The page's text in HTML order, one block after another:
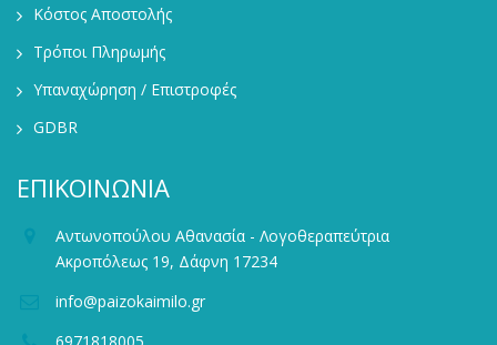
Κόστος Αποστολής
Τρόποι Πληρωμής
Υπαναχώρηση / Επιστροφές
GDBR
ΕΠΙΚΟΙΝΩΝΙΑ
Αντωνοπούλου Αθανασία - Λογοθεραπεύτρια
Ακροπόλεως 19, Δάφνη 17234
info@paizokaimilo.gr
6971818005